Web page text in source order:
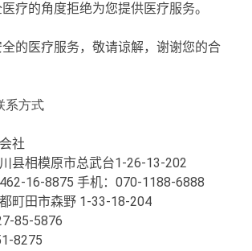
疗的角度拒绝为您提供医疗服务。
的医疗服务，敬请谅解， 谢谢您的合
系方式
社
县相模原市总武台1-26-13-202
16-8875 手机： 070-1188-6888
町田市森野1-33-18-204
85-5876
8275